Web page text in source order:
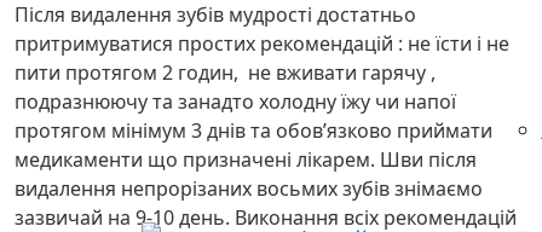
Після видалення зубів мудрості достатньо
притримуватися простих рекомендацій : не їсти і не
пити протягом 2 годин, не вживати гарячу ,
подразнюючу та занадто холодну їжу чи напої
протягом мінімум 3 днів та обов’язково приймати
медикаменти що призначені лікарем. Шви після
видалення непрорізаних восьмих зубів знімаємо
зазвичай на 9-10 день. Виконання всіх рекомендацій